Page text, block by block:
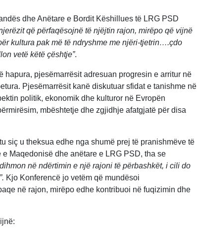
dhe Anëtare e Bordit Këshillues të LRG PSD
që përfaqësojnë të njëjtin rajon, mirëpo që vijnë
kultura pak më të ndryshme me njëri-tjetrin….çdo
vetë këtë çështje”.
pjesëmarrësit adresuan progresin e arritur në
Pjesëmarrësit kanë diskutuar sfidat e tanishme në
politik, ekonomik dhe kulturor në Evropën
mbështetje dhe zgjidhje afatgjatë për disa
siç u theksua edhe nga shumë prej të pranishmëve të
Maqedonisë dhe anëtare e LRG PSD, tha se
në ndërtimin e një rajoni të përbashkët, i cili do
Kjo Konferencë jo vetëm që mundësoi
në rajon, mirëpo edhe kontribuoi në fuqizimin dhe